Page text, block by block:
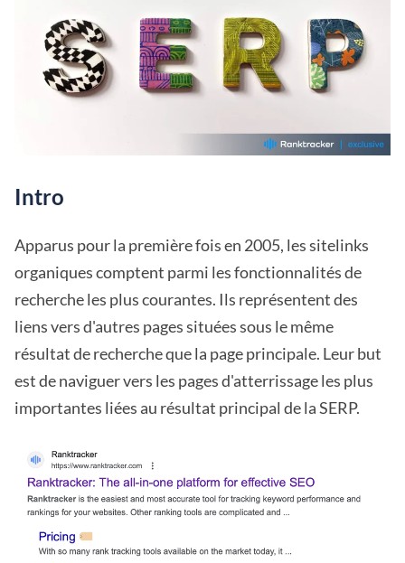
Intro
Apparus pour la première fois en 2005, les sitelinks
organiques comptent parmi les fonctionnalités de
recherche les plus courantes. Ils représentent des
liens vers d'autres pages situées sous le même
résultat de recherche que la page principale. Leur but
est de naviguer vers les pages d'atterrissage les plus
importantes liées au résultat principal de la SERP.